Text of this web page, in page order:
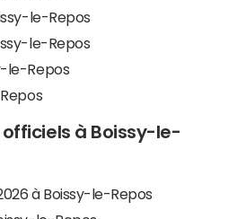
le-Repos
le-Repos
le-Repos
à Boissy-le-
à Boissy-le-Repos